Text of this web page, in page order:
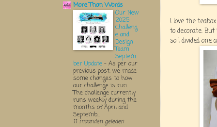
I love the
to decorate.
so I divided
More Than Words
Our New
2025
Challeng
e and
Design
Team
Septem
ber Update - As per our
previous post, we made
some changes to how
our challenge is run.
The challenge currently
runs weekly during the
months of April and
Septemb...
11 maanden geleden